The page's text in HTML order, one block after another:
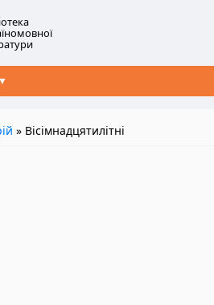
» Вісімнадцятилітні